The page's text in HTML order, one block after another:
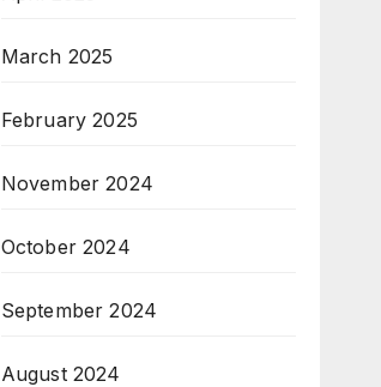
March 2025
February 2025
November 2024
October 2024
September 2024
August 2024